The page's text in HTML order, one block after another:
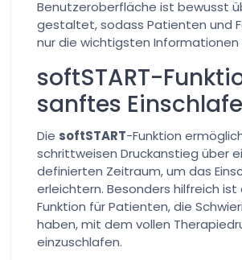
Benutzeroberfläche ist bewusst
gestaltet, sodass Patienten und
nur die wichtigsten Informationen
softSTART-
sanftes
Die softSTART-Funktion
schrittweisen Druckanstieg über
definierten Zeitraum, um das
erleichtern. Besonders hilfreich ist
Funktion für Patienten, die
haben, mit dem vollen
einzuschlafen.